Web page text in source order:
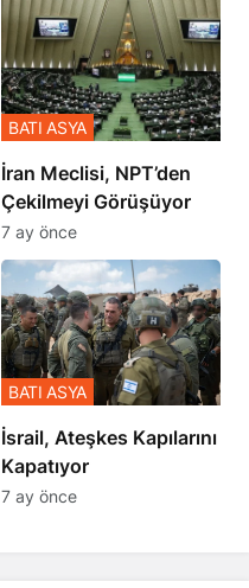
İran Meclisi, NPT’den
Çekilmeyi Görüşüyor
BATI ASYA
7 ay önce
İsrail, Ateşkes Kapılarını
Kapatıyor
BATI ASYA
7 ay önce